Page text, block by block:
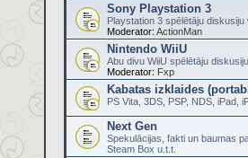
Sony Playstation 3
Playstation 3 spēlētāju diskusiju
Moderator: ActionMan
Nintendo WiiU
Abu divu WiiU spēlētāju
Moderator: Fxp
Kabatas izklaides
PS Vita, 3DS, PSP, NDS, iPad,
Next Gen
Spekulācijas, fakti un baumas
Steam Box u.t.t.